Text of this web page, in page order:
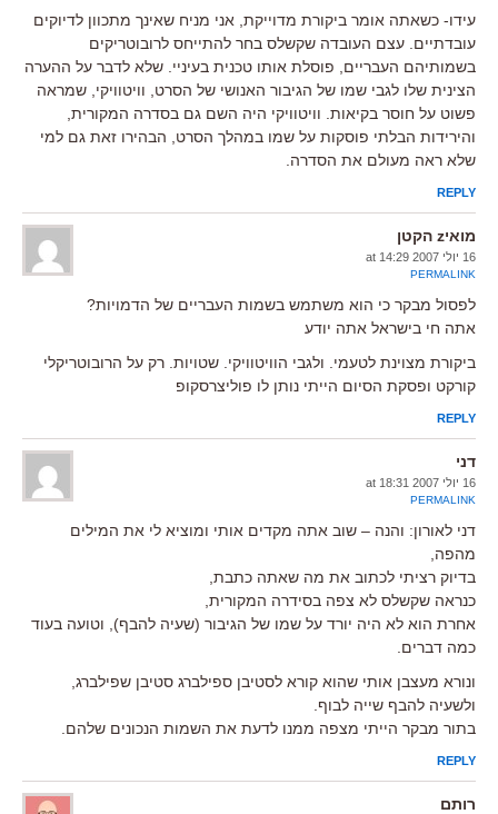
עידו- כשאתה אומר ביקורת מדוייקת, אני מניח שאינך מתכוון לדיוקים
עובדתיים. עצם העובדה שקשלס בחר להתייחס לרובוטריקים
בשמותיהם העבריים, פוסלת אותו טכנית בעיניי. שלא לדבר על ההערה
הצינית שלו לגבי שמו של הגיבור האנושי של הסרט, וויטוויקי, שמראה
פשוט על חוסר בקיאות. וויטוויקי היה השם גם בסדרה המקורית,
והירידות הבלתי פוסקות על שמו במהלך הסרט, הבהירו זאת גם למי
שלא ראה מעולם את הסדרה.
REPLY
מואיz הקטן
16 יולי 2007 at 14:29
PERMALINK
לפסול מבקר כי הוא משתמש בשמות העבריים של הדמויות?
אתה חי בישראל אתה יודע
ביקורת מצוינת לטעמי. ולגבי הוויטוויקי. שטויות. רק על הרובוטריקלי
קורקט ופסקת הסיום הייתי נותן לו פוליצרסקופ
REPLY
דני
16 יולי 2007 at 18:31
PERMALINK
דני לאורון: והנה – שוב אתה מקדים אותי ומוציא לי את המילים
מהפה,
בדיוק רציתי לכתוב את מה שאתה כתבת,
כנראה שקשלס לא צפה בסידרה המקורית,
אחרת הוא לא היה יורד על שמו של הגיבור (שעיה להבף), וטועה בעוד
כמה דברים.
ונורא מעצבן אותי שהוא קורא לסטיבן ספילברג סטיבן שפילברג,
ולשעיה להבף שייה לבוף.
בתור מבקר הייתי מצפה ממנו לדעת את השמות הנכונים שלהם.
REPLY
רותם